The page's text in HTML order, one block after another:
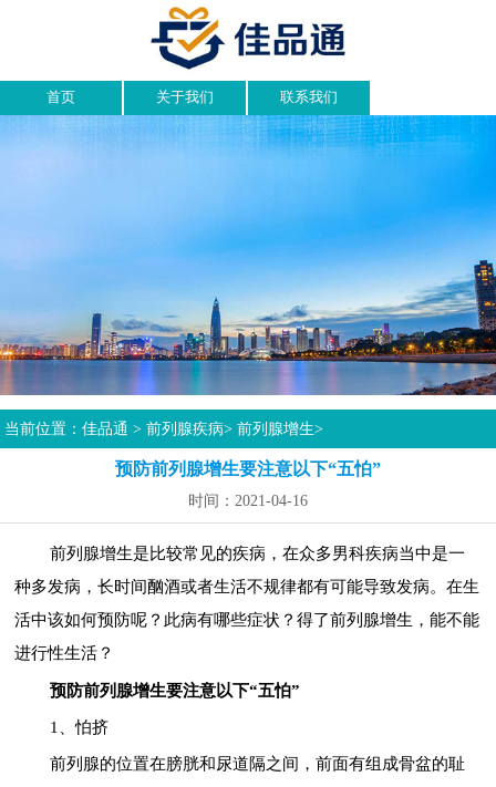
首页 关于我们 联系我们
当前位置：佳品通 >前列腺疾病>前列腺增生>
预防前列腺增生要注意以下“五怕”
时间：2021-04-16
前列腺增生是比较常见的疾病，在众多男科疾病当中是一
种多发病，长时间酗酒或者生活不规律都有可能导致发病。在生
活中该如何预防呢？此病有哪些症状？得了前列腺增生，能不能
进行性生活？
预防前列腺增生要注意以下“五怕”
1、怕挤
前列腺的位置在膀胱和尿道隔之间，前面有组成骨盆的耻